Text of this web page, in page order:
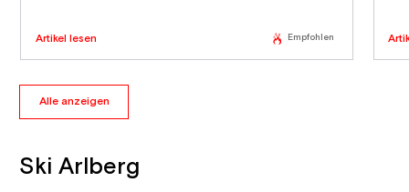
Artikel lesen Empfohlen
Alle anzeigen
Ski Arlberg